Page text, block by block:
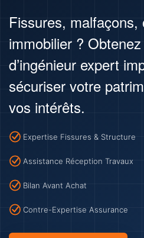
Fissures, malfaçons,
immobilier ?
d’ingénieur expert
sécuriser votre
vos intérêts.
Expertise Fissures & Structure
Assistance Réception Travaux
Bilan Avant Achat
Contre-Expertise Assurance